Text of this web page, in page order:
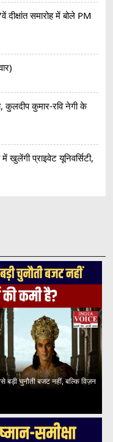
दीक्षांत समारोह में बोले PM
कुलदीप कुमार-रवि नेगी के
खुलेंगी प्राइवेट यूनिवर्सिटी,
चुनौती बजट नहीं, बल्कि विज़न